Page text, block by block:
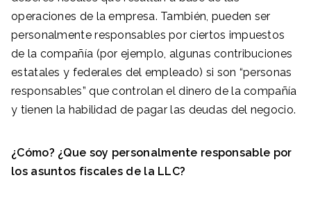
operaciones de la empresa. También, pueden ser
personalmente responsables por ciertos impuestos
de la compañía (por ejemplo, algunas contribuciones
estatales y federales del empleado) si son “personas
responsables” que controlan el dinero de la compañía
y tienen la habilidad de pagar las deudas del negocio.
¿Cómo? ¿Que soy personalmente responsable por
los asuntos fiscales de la LLC?